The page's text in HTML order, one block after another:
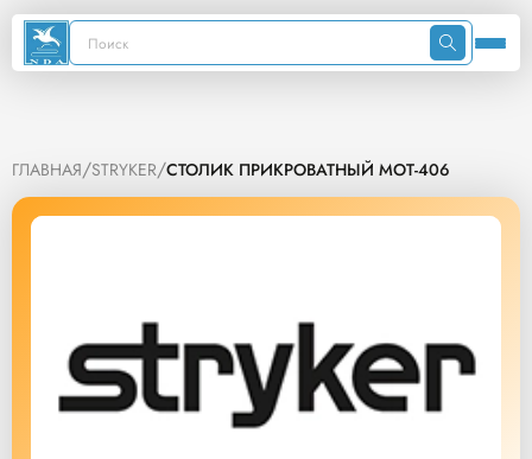
ГЛАВНАЯ/STRYKER/СТОЛИК ПРИКРОВАТНЫЙ MOT-406